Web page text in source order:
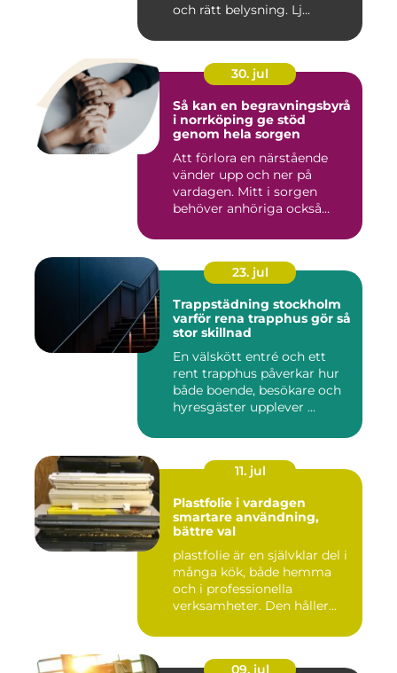
och rätt belysning. Lj...
30. jul
Så kan en begravningsbyrå
i norrköping ge stöd
genom hela sorgen
Att förlora en närstående
vänder upp och ner på
vardagen. Mitt i sorgen
behöver anhöriga också
23. jul
Trappstädning stockholm
varför rena trapphus gör så
stor skillnad
En välskött entré och ett
rent trapphus påverkar hur
både boende, besökare och
hyresgäster upplever ...
11. jul
Plastfolie i vardagen
smartare användning,
bättre val
plastfolie är en självklar del i
många kök, både hemma
och i professionella
verksamheter. Den håller...
09. jul